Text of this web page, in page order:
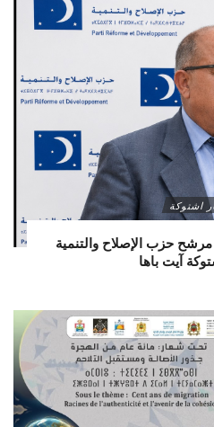
اشتوكة
حزب الإصلاح والتنمية
آيت باها